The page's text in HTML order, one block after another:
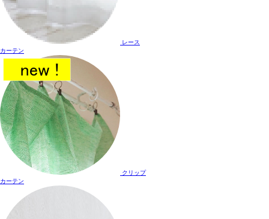
レース
カーテン
クリップ
カーテン